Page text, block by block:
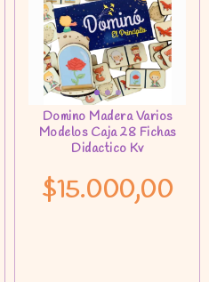
$15.000,00